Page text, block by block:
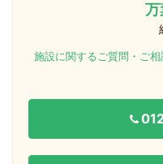
万
施設に関するご質問・ご